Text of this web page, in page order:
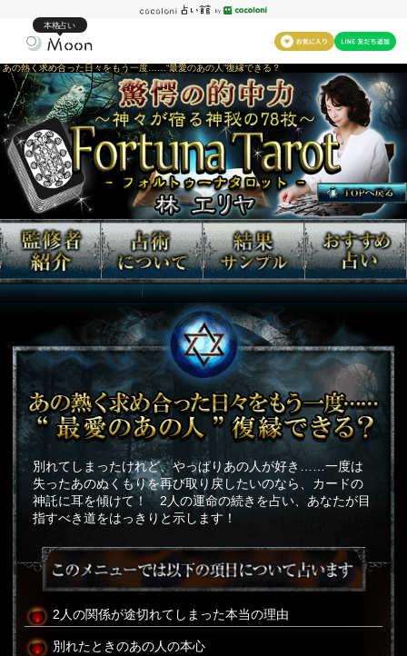
本格占い
あの熱く求め合った日々をもう一度……“最愛のあの人”復縁できる？
別れてしまったけれど、やっぱりあの人が好き……一度は
失ったあのぬくもりを再び取り戻したいのなら、カードの
神託に耳を傾けて！ 2人の運命の続きを占い、あなたが目
指すべき道をはっきりと示します！
2人の関係が途切れてしまった本当の理由
別れたときのあの人の本心